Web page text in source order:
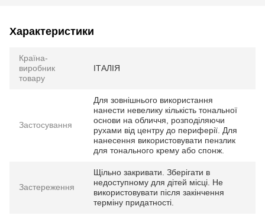
Характеристики
Країна-
виробник
товару
ІТАЛІЯ
Застосування
Для зовнішнього використання
нанести невелику кількість тональної
основи на обличчя, розподіляючи
рухами від центру до периферії. Для
нанесення використовувати пензлик
для тонального крему або спонж.
Застереження
Щільно закривати. Зберігати в
недоступному для дітей місці. Не
використовувати після закінчення
терміну придатності.